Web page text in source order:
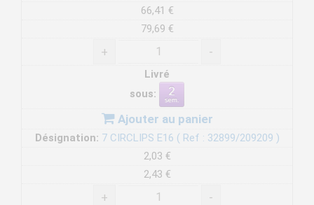
66,41 €
79,69 €
+ -
Livré
sous:
Ajouter au panier
Désignation: 7 CIRCLIPS E16 ( Ref : 32899/209209 )
2,03 €
2,43 €
+ -